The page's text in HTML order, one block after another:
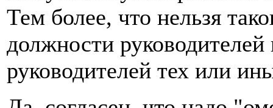
Тем более, что нельзя
должности
руководителей тех или